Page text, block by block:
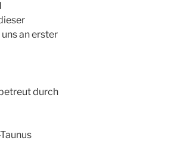
an erster
durch